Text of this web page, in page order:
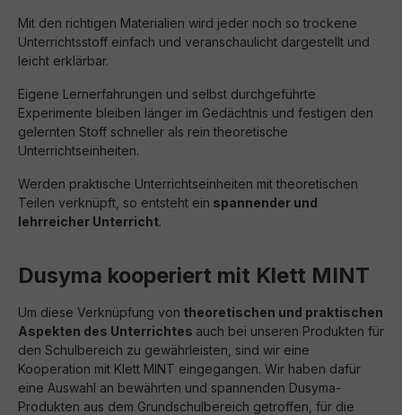
Mit den richtigen Materialien wird jeder noch so trockene
Unterrichtsstoff einfach und veranschaulicht dargestellt und
leicht erklärbar.
Eigene Lernerfahrungen und selbst durchgeführte
Experimente bleiben länger im Gedächtnis und festigen den
gelernten Stoff schneller als rein theoretische
Unterrichtseinheiten.
Werden praktische Unterrichtseinheiten mit theoretischen
Teilen verknüpft, so entsteht ein spannender und
lehrreicher Unterricht.
Dusyma kooperiert mit Klett MINT
Um diese Verknüpfung von theoretischen und praktischen
Aspekten des Unterrichtes auch bei unseren Produkten für
den Schulbereich zu gewährleisten, sind wir eine
Kooperation mit Klett MINT eingegangen. Wir haben dafür
eine Auswahl an bewährten und spannenden Dusyma-
Produkten aus dem Grundschulbereich getroffen, für die